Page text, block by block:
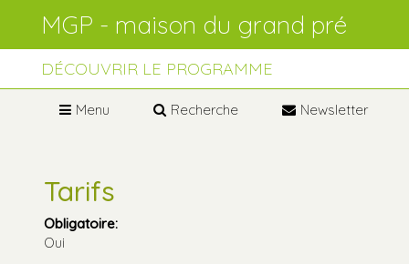
Aller
navigation
personnels
DÉCOUVRIR LE PROGRAMME
Menu Recherche Newsletter
Tarifs
Obligatoire:
Oui